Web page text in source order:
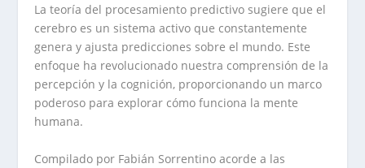
La teoría del procesamiento predictivo sugiere que el
cerebro es un sistema activo que constantemente
genera y ajusta predicciones sobre el mundo. Este
enfoque ha revolucionado nuestra comprensión de la
percepción y la cognición, proporcionando un marco
poderoso para explorar cómo funciona la mente
humana.
Compilado por Fabián Sorrentino acorde a las